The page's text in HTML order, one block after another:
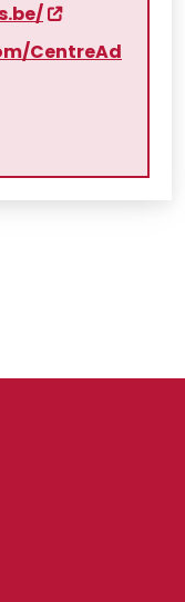
CentreAd